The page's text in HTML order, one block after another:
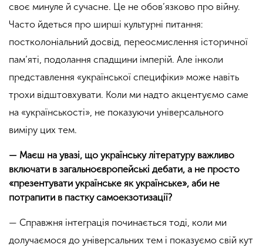
своє минуле й сучасне. Це не обов’язково про війну.
Часто йдеться про ширші культурні питання:
постколоніальний досвід, переосмислення історичної
пам’яті, подолання спадщини імперій. Але інколи
представлення «української специфіки» може навіть
трохи відштовхувати. Коли ми надто акцентуємо саме
на «українськості», не показуючи універсального
виміру цих тем.
— Маєш на увазі, що українську літературу важливо
включати в загальноєвропейські дебати, а не просто
«презентувати українське як українське», аби не
потрапити в пастку самоекзотизації?
— Справжня інтеграція починається тоді, коли ми
долучаємося до універсальних тем і показуємо свій кут